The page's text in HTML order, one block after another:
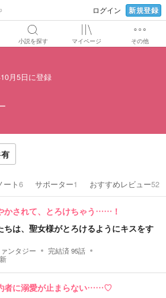
ログイン 新規登録
小説を探す マイページ その他
月5日に登録
ート6 サポーター1 おすすめレビュー52
かされて、とろけちゃう……！
ちは、聖女様がとろけるようにキスをす
ンタジー 完結済95話
者に溺愛が止まらない……♡